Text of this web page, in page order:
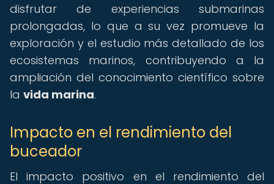
disfrutar de experiencias submarinas
prolongadas, lo que a su vez promueve la
exploración y el estudio más detallado de los
ecosistemas marinos, contribuyendo a la
ampliación del conocimiento científico sobre
la vida marina.
Impacto en el rendimiento del
buceador
El impacto positivo en el rendimiento del